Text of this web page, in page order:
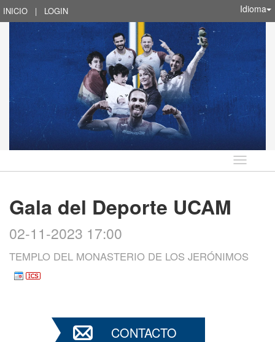
INICIO | LOGIN Idioma
Idioma
Gala del Deporte UCAM
02-11-2023 17:00
TEMPLO DEL MONASTERIO DE LOS JERÓNIMOS
CONTACTO